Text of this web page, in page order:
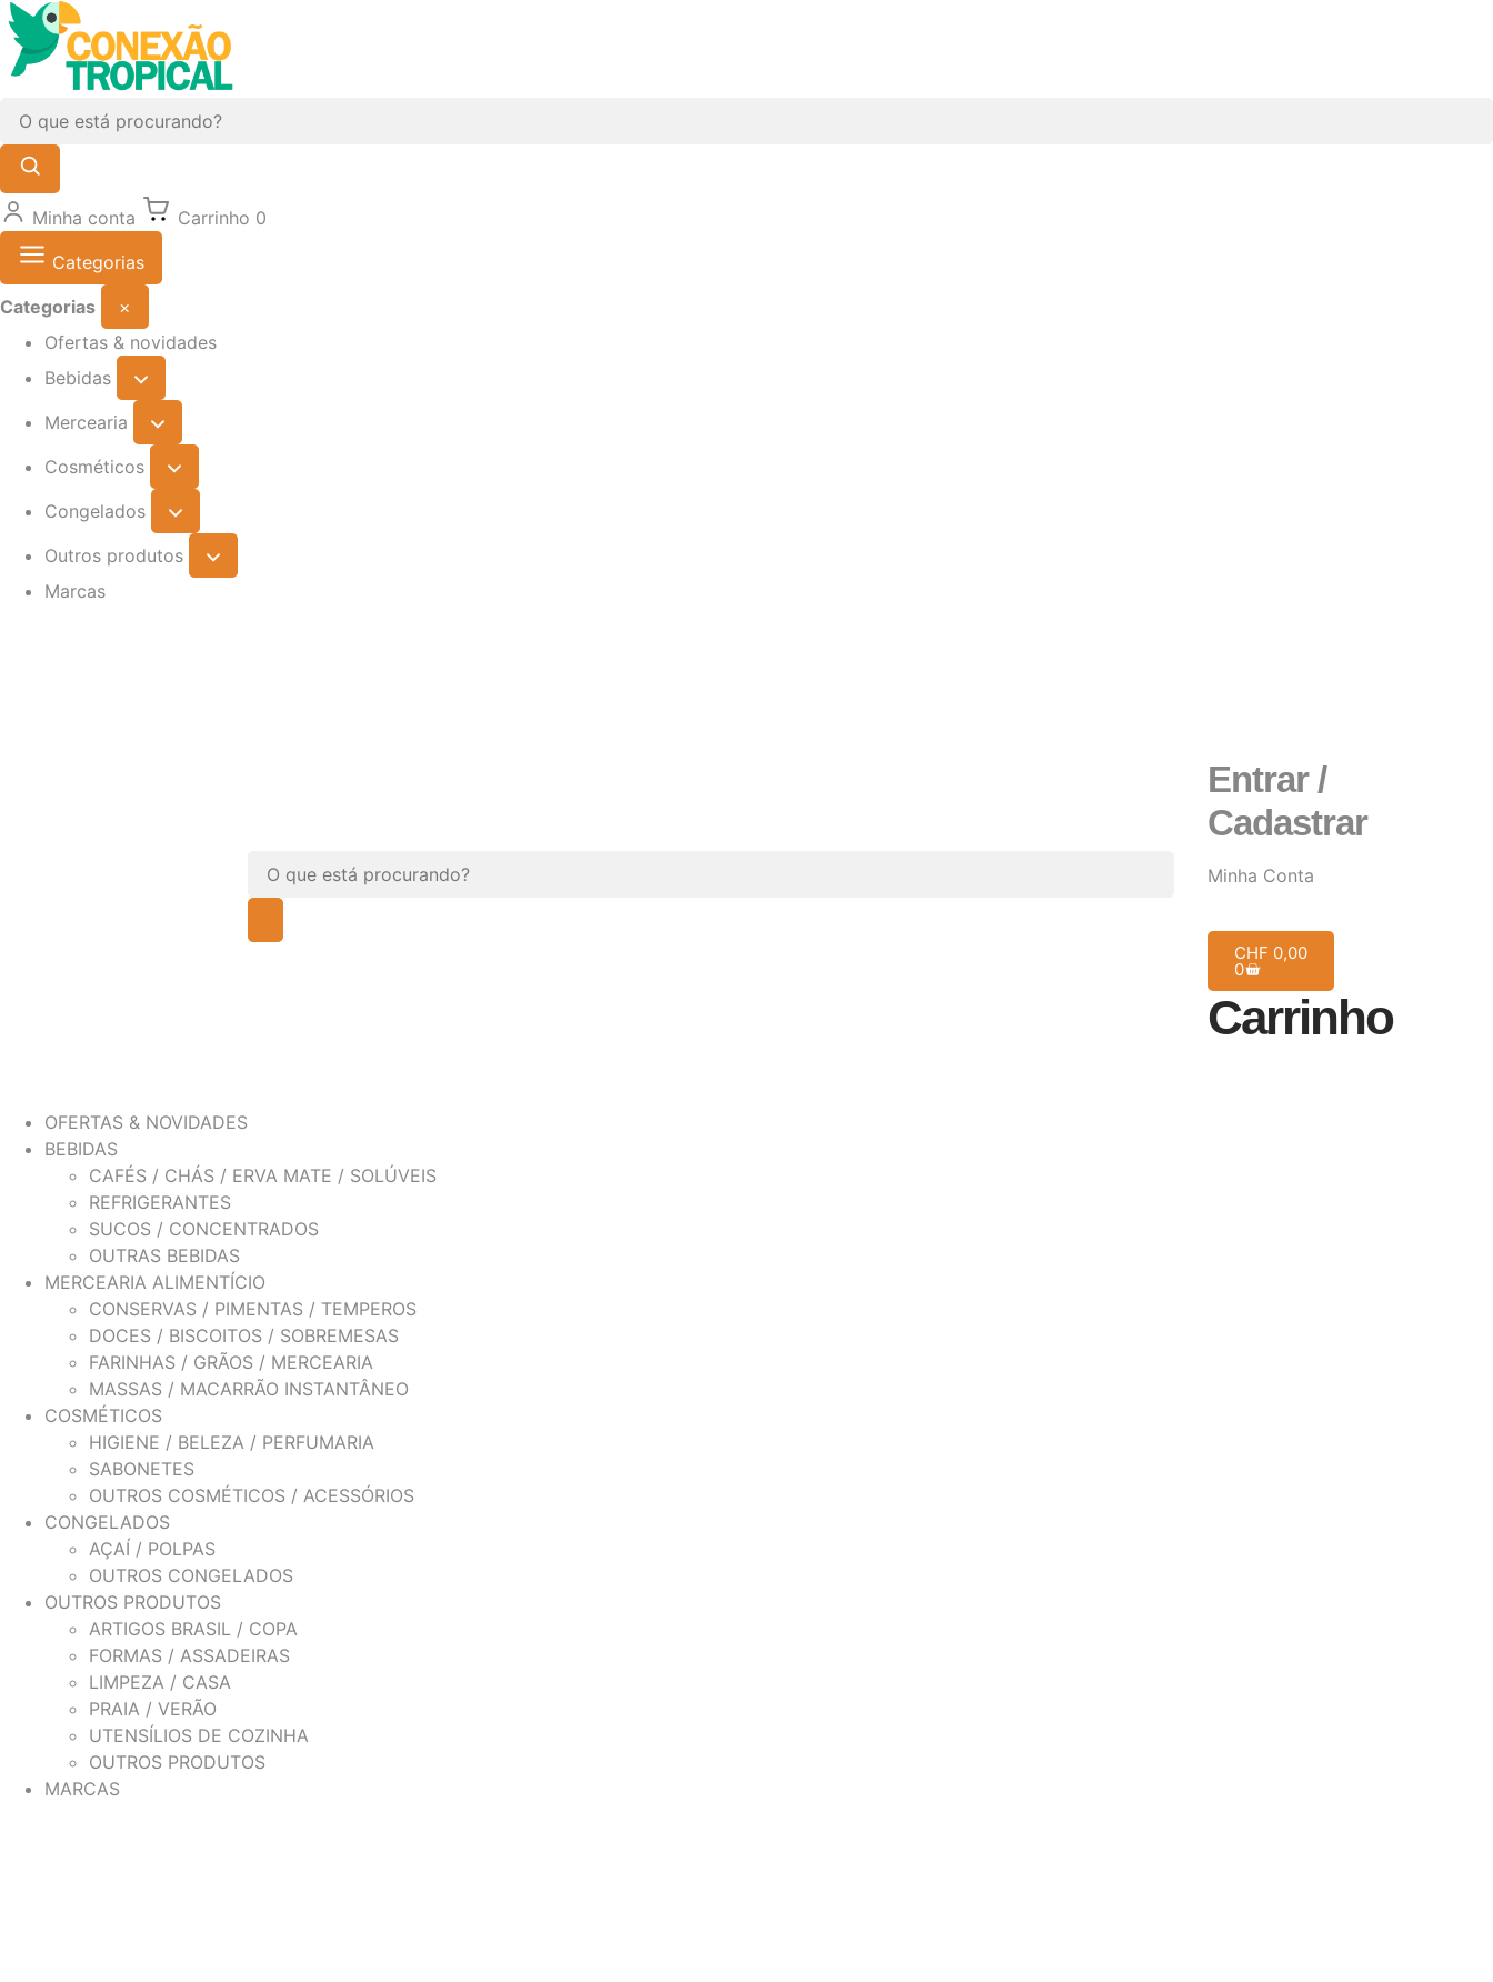
Minha conta Carrinho 0
Categorias
Categorias
×
Ofertas & novidades
Bebidas
Mercearia
Cosméticos
Congelados
Outros produtos
Marcas
Entrar /
Cadastrar
Minha Conta
CHF 0,00
0
Carrinho
OFERTAS & NOVIDADES
BEBIDAS
CAFÉS / CHÁS / ERVA MATE / SOLÚVEIS
REFRIGERANTES
SUCOS / CONCENTRADOS
OUTRAS BEBIDAS
MERCEARIA ALIMENTÍCIO
CONSERVAS / PIMENTAS / TEMPEROS
DOCES / BISCOITOS / SOBREMESAS
FARINHAS / GRÃOS / MERCEARIA
MASSAS / MACARRÃO INSTANTÂNEO
COSMÉTICOS
HIGIENE / BELEZA / PERFUMARIA
SABONETES
OUTROS COSMÉTICOS / ACESSÓRIOS
CONGELADOS
AÇAÍ / POLPAS
OUTROS CONGELADOS
OUTROS PRODUTOS
ARTIGOS BRASIL / COPA
FORMAS / ASSADEIRAS
LIMPEZA / CASA
PRAIA / VERÃO
UTENSÍLIOS DE COZINHA
OUTROS PRODUTOS
MARCAS